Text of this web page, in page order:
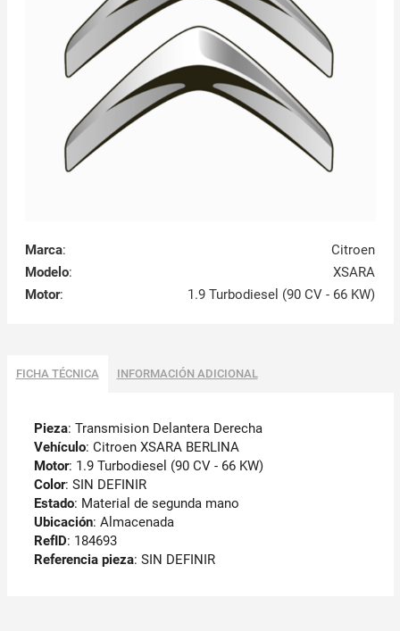
Marca:
Citroen
Modelo:
XSARA
Motor: 1.9 Turbodiesel (90 CV - 66 KW)
FICHA TÉCNICA INFORMACIÓN ADICIONAL
Pieza: Transmision Delantera Derecha
Vehículo: Citroen XSARA BERLINA
Motor: 1.9 Turbodiesel (90 CV - 66 KW)
Color: SIN DEFINIR
Estado: Material de segunda mano
Ubicación: Almacenada
RefID: 184693
Referencia pieza: SIN DEFINIR